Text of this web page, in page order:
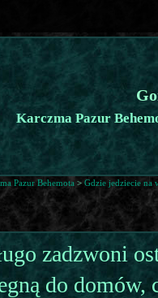
Karczma Pazur
Pazur Behemota > Gdzie jedziecie na
zadzwoni
do domów,